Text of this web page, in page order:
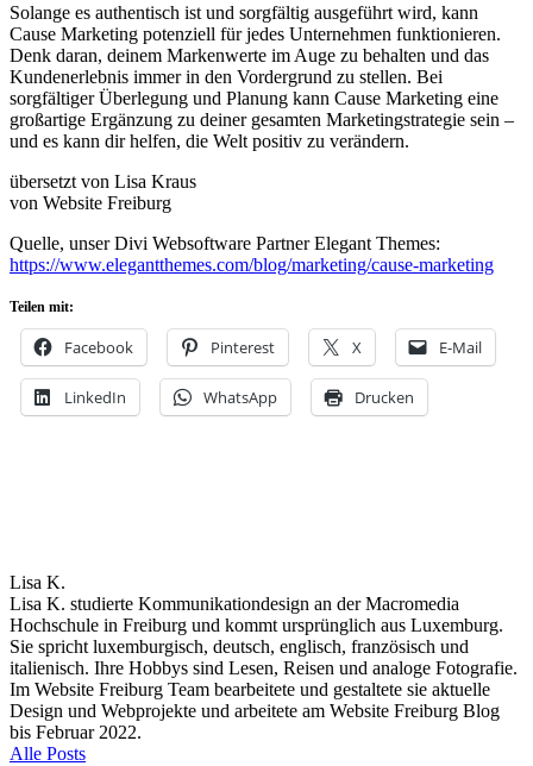
Solange es authentisch ist und sorgfältig ausgeführt wird, kann
Cause Marketing potenziell für jedes Unternehmen funktionieren.
Denk daran, deinem Markenwerte im Auge zu behalten und das
Kundenerlebnis immer in den Vordergrund zu stellen. Bei
sorgfältiger Überlegung und Planung kann Cause Marketing eine
großartige Ergänzung zu deiner gesamten Marketingstrategie sein –
und es kann dir helfen, die Welt positiv zu verändern.
übersetzt von Lisa Kraus
von Website Freiburg
Quelle, unser Divi Websoftware Partner Elegant Themes:
https://www.elegantthemes.com/blog/marketing/cause-marketing
Teilen mit:
Facebook Pinterest X E-Mail
LinkedIn WhatsApp Drucken
Lisa K.
Lisa K. studierte Kommunikationdesign an der Macromedia
Hochschule in Freiburg und kommt ursprünglich aus Luxemburg.
Sie spricht luxemburgisch, deutsch, englisch, französisch und
italienisch. Ihre Hobbys sind Lesen, Reisen und analoge Fotografie.
Im Website Freiburg Team bearbeitete und gestaltete sie aktuelle
Design und Webprojekte und arbeitete am Website Freiburg Blog
bis Februar 2022.
Alle Posts